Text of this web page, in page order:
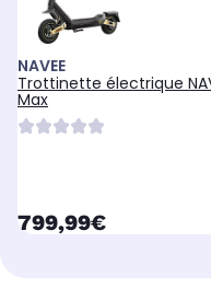
NAVEE
Trottinette électrique
Max
currentPrice
799,99€